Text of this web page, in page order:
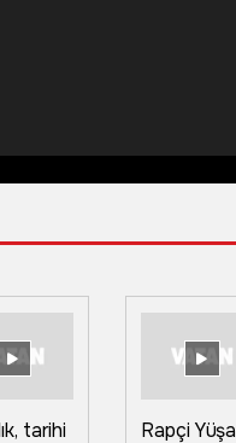
tarihi
Rapçi Yüşa